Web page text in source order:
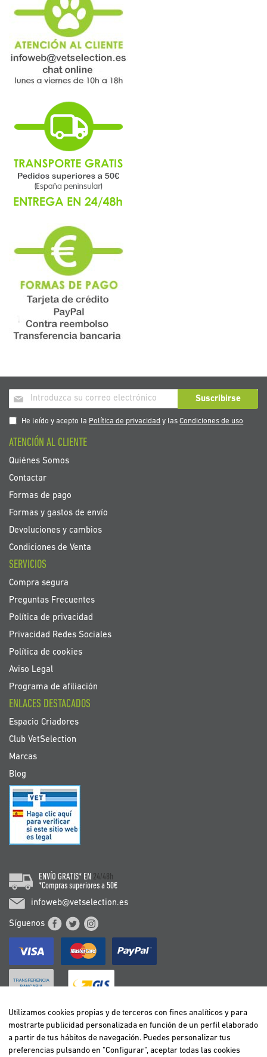
Inscríbase
a
nuestro
de
noticias:
Suscribirse
He leído y acepto la Política de privacidad y lasCondiciones de uso
ATENCIÓN AL CLIENTE
Quiénes Somos
Contactar
Formas de pago
Formas y gastos de envío
Devoluciones y cambios
Condiciones de Venta
SERVICIOS
Compra segura
Preguntas Frecuentes
Política de privacidad
Privacidad Redes Sociales
Política de cookies
Aviso Legal
Programa de afiliación
ENLACES DESTACADOS
Espacio Criadores
Club VetSelection
Marcas
Blog
ENVÍO GRATIS* EN 24/48h
*Compras superiores a 50€
infoweb@vetselection.es
Síguenos
BELGIË / BELGIQUE
DEUTSCHLAND
Utilizamos cookies propias y de terceros con fines analíticos y para
mostrarte publicidad personalizada en función de un perfil elaborado
a partir de tus hábitos de navegación. Puedes personalizar tus
preferencias pulsando en "Configurar", aceptar todas las cookies